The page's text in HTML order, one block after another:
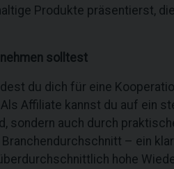
Produkte präsentierst,
solltest
du dich für eine
Affiliate kannst du auf ein
sondern auch durch
– ein
hohe